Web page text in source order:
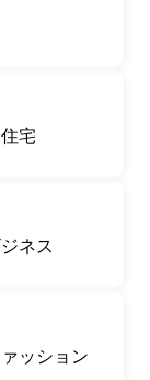
住宅
ネス
ッション